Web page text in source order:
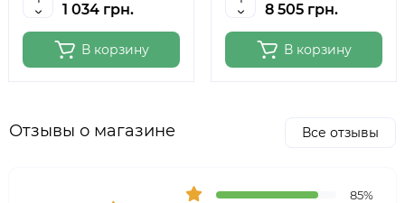
1 034 грн.
В корзину
8 505 грн.
В корзину
Отзывы о магазине Все отзывы
85%